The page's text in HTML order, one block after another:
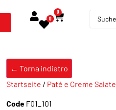
0
0
← Torna indietro
Startseite / Paté e Creme Salate
Code F01_101